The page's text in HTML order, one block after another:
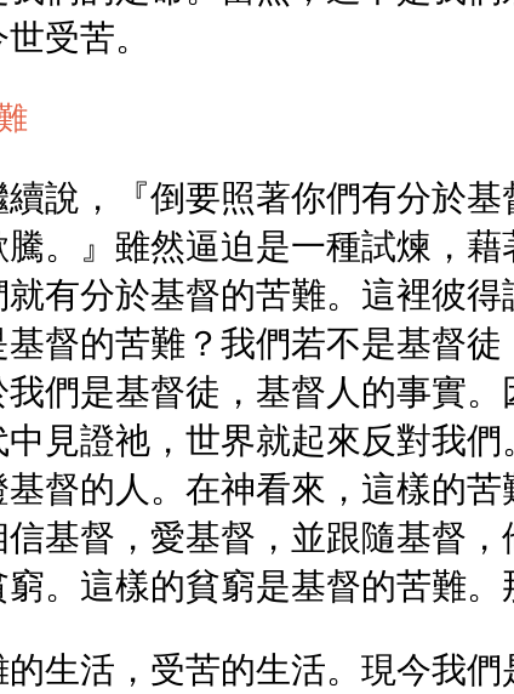
受苦。
說，『倒要照著你們有分於
。』雖然逼迫是一種試煉，
有分於基督的苦難。這裡彼
督的苦難？我們若不是基督
們是基督徒，基督人的事實
中見證祂，世界就起來反對我
督的人。在神看來，這樣的
基督，愛基督，並跟隨基督
窮。這樣的貧窮是基督的苦難
生活，受苦的生活。現今我